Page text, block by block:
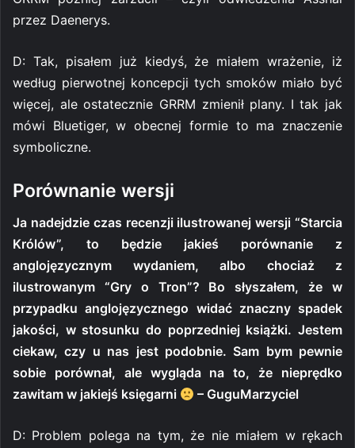
przez Daenerys.
D: Tak, pisałem już kiedyś, że miałem wrażenie, iż
według pierwotnej koncepcji tych smoków miało być
więcej, ale ostatecznie GRRM zmienił plany. I tak jak
mówi Bluetiger, w obecnej formie to ma znaczenie
symboliczne.
Porównanie wersji
Ja nadejdzie czas recenzji ilustrowanej wersji “Starcia
Królów”, to będzie jakieś porównanie z
anglojęzycznym wydaniem, albo chociaż z
ilustrowanym “Gry o Tron”? Bo słyszałem, że w
przypadku anglojęzycznego widać znaczny spadek
jakości, w stosunku do poprzedniej książki. Jestem
ciekaw, czy u nas jest podobnie. Sam bym pewnie
sobie porównał, ale wygląda na to, że nieprędko
zawitam w jakiejś księgarni
– GuguMarzyciel
D: Problem polega na tym, że nie miałem w rękach